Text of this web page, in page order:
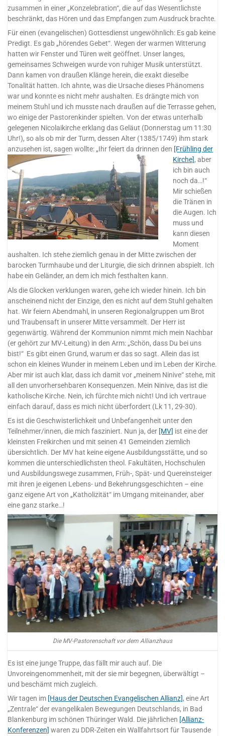
zusammen in einer „Konzelebration“, die auf das Wesentlichste
beschränkt, das Hören und das Empfangen zum Ausdruck brachte.
Für einen (evangelischen) Gottesdienst ungewöhnlich: Es gab keine
Predigt. Es gab „hörendes Gebet“. Wegen der warmen Witterung
hatten wir Fenster und Türen weit geöffnet. Unser langes,
gemeinsames Schweigen wurde von ruhiger Musik unterstützt.
Dann kamen von draußen Klänge herein, die exakt dieselbe
Tonalität hatten. Ich ahnte, was die Ursache dieses Phänomens
war und konnte es nicht mehr aushalten. Es drängte mich von
meinem Stuhl und ich musste nach draußen auf die Terrasse gehen,
wo einige der Pastorenkinder spielten. Von der etwas unterhalb
gelegenen Nicolaikirche erklang das Geläut (Donnerstag um 11:30
Uhr!), so als ob mir der Turm, dessen Alter (1385/1749) ihm stark
anzusehen ist, sagen wollte:„Ihr feiert da drinnen den [Frühling der
Kirche], aber
ich bin auch
noch da…!“
Mir schießen
die Tränen in
die Augen. Ich
muss und
kann diesen
Moment
aushalten. Ich stehe ziemlich genau in der Mitte zwischen der
barocken Turmhaube und der Liturgie, die sich drinnen abspielt. Ich
habe ein Geländer, an dem ich mich festhalten kann.
Als die Glocken verklungen waren, gehe ich wieder hinein. Ich bin
anscheinend nicht der Einzige, den es nicht auf dem Stuhl gehalten
hat. Wir feiern Abendmahl, in unseren Regionalgruppen um Brot
und Traubensaft in unserer Mitte versammelt. Der Herr ist
gegenwärtig. Während der Kommunion nimmt mich mein Nachbar
(er gehört zur MV-Leitung) in den Arm: „Schön, dass Du bei uns
bist!“ Es gibt einen Grund, warum er das so sagt. Allein das ist
schon ein kleines Wunder in meinem Leben und im Leben der Kirche.
Aber mir ist auch klar, dass ich damit vor „meinem Ninive“ stehe, mit
all den unvorhersehbaren Konsequenzen. Mein Ninive, das ist die
katholische Kirche. Nein, ich fürchte mich nicht! Und ich vertraue
einfach darauf, dass es mich nicht überfordert (Lk 11, 29-30).
Es ist die Geschwisterlichkeit und Unbefangenheit unter den
Teilnehmer/innen, die mich fasziniert. Nun ja, der [MV] ist eine der
kleinsten Freikirchen und mit seinen 41 Gemeinden ziemlich
übersichtlich. Der MV hat keine eigene Ausbildungsstätte, und so
kommen die unterschiedlichsten theol. Fakultäten, Hochschulen
und Ausbildungswege zusammen, Früh-, Spät- und Quereinsteiger
mit ihren je eigenen Lebens- und Bekehrungsgeschichten – eine
ganz eigene Art von „Katholizität“ im Umgang miteinander, aber
eine ganz starke…!
Die MV-Pastorenschaft vor dem Allianzhaus
Es ist eine junge Truppe, das fällt mir auch auf. Die
Unvoreingenommenheit, mit der sie mir begegnen, überwältigt –
und beschämt mich zugleich.
Wir tagen im [Haus der Deutschen Evangelischen Allianz], eine Art
„Zentrale“ der evangelikalen Bewegungen Deutschlands, in Bad
Blankenburg im schönen Thüringer Wald. Die jährlichen [Allianz-
Konferenzen] waren zu DDR-Zeiten ein Wallfahrtsort für Tausende